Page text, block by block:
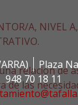
Plaza
948 70 18 11
A,
relación
las